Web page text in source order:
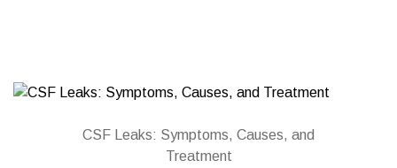
CSF Leaks: Symptoms, Causes, and
Treatment